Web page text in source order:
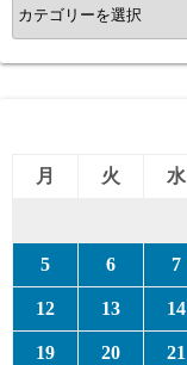
カ
テ
ゴ
月
火 水
5 6 7
12 13 14
19 20 21